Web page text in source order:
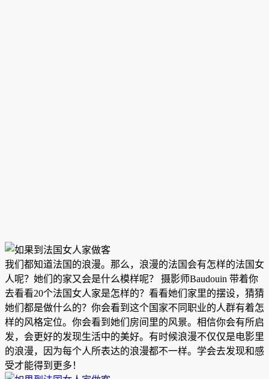
我们都知道法国的浪漫。那么，浪漫的法国会有怎样的法国女
人呢？她们的家又会是什么模样呢？ 摄影师Baudouin 带着你
去看看20个法国女人家是怎样的？看看她们家里的摆设，猜猜
她们都是做什么的？你会看到这个国家不同职业的人群有着怎
样的风格定位。你会看到她们房间里的风景。相信你会有所启
发，会更好的发现生活中的美好。有时候浪漫不仅仅是电影里
的浪漫，因为每个人所表达的浪漫都不一样。学会去发现和感
受才能得到更多！